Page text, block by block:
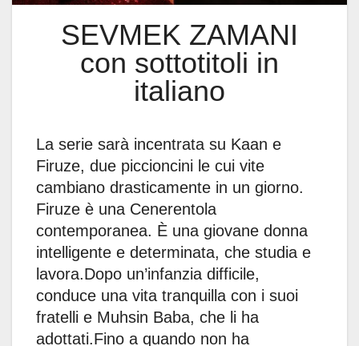
SEVMEK ZAMANI
con sottotitoli in
italiano
La serie sarà incentrata su Kaan e
Firuze, due piccioncini le cui vite
cambiano drasticamente in un giorno.
Firuze è una Cenerentola
contemporanea. È una giovane donna
intelligente e determinata, che studia e
lavora.Dopo un’infanzia difficile,
conduce una vita tranquilla con i suoi
fratelli e Muhsin Baba, che li ha
adottati.Fino a quando non ha